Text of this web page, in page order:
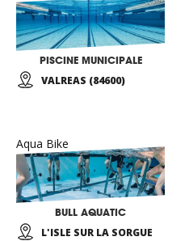
PISCINE MUNICIPALE
VALREAS (84600)
Aqua Bike
BULL AQUATIC
L'ISLE SUR LA SORGUE